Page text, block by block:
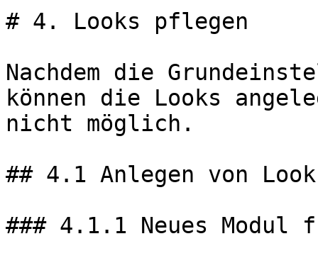
# 4. Looks pflegen
Nachdem die
können die Looks
nicht möglich.
## 4.1 Anlegen von
### 4.1.1 Neues Modul